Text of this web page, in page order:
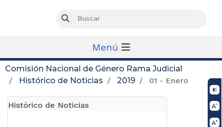
Buscar
Menú
Comisión Nacional de Género Rama Judicial
Histórico de Noticias
2019 01 - Enero
Histórico de Noticias